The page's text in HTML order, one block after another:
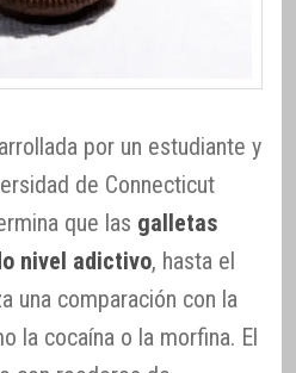
por un estudiante y
de Connecticut
que las galletas
nivel adictivo, hasta el
una comparación con la
la cocaína o la morfina. El